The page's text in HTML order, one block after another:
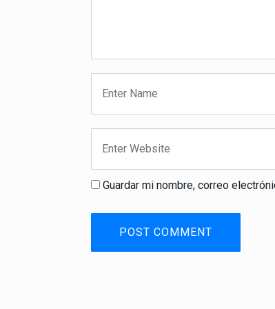
Guardar mi nombre, correo